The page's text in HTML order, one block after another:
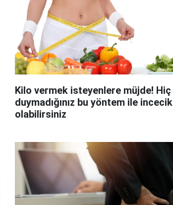
Kilo vermek isteyenlere müjde! Hiç
duymadığınız bu yöntem ile incecik
olabilirsiniz